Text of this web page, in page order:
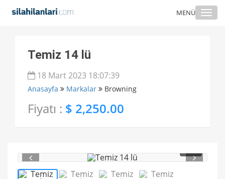
MENÜ
Temiz 14 lü
18 Mart 2023 18:07:39
Anasayfa Markalar Browning
Fiyatı : $ 2,250.00
1/ 4